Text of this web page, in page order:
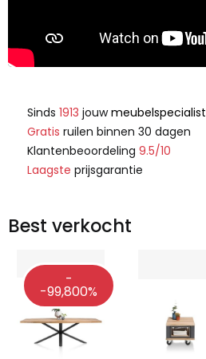
Sinds 1913 jouwmeubelspecialist
Gratis ruilen binnen 30 dagen
Klantenbeoordeling 9.5/10
Laagste prijsgarantie
Best verkocht
-
-99,800%